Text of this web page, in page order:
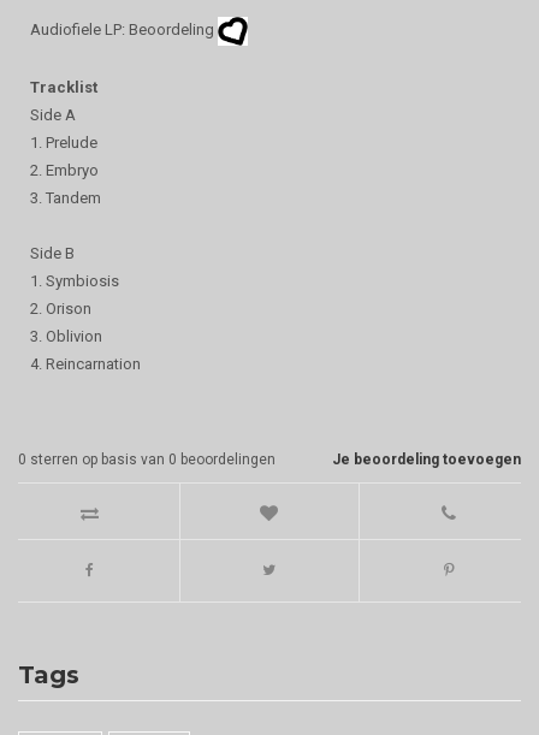
Audiofiele LP: Beoordeling
Tracklist
Side A
1. Prelude
2. Embryo
3. Tandem
Side B
1. Symbiosis
2. Orison
3. Oblivion
4. Reincarnation
Je beoordeling toevoegen
0 sterren op basis van 0 beoordelingen
Tags